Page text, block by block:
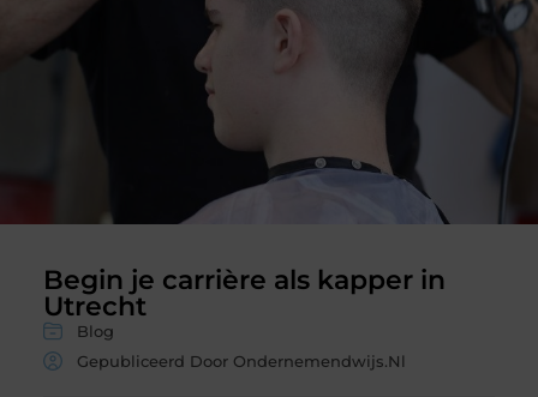
Begin je carrière als kapper in
Utrecht
Blog
Gepubliceerd Door Ondernemendwijs.nl